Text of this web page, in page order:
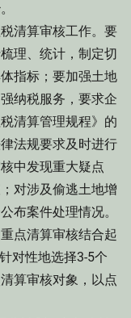
清算审核工作。要
理、统计，制定切
指标；要加强土地
纳税服务，要求企
清算管理规程》的
法规要求及时进行
中发现重大疑点
对涉及偷逃土地增
布案件处理情况。
点清算审核结合起
对性地选择3-5个
算审核对象，以点